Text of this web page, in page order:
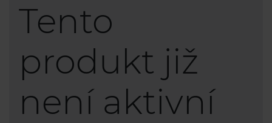
Tento
produkt již
není aktivní